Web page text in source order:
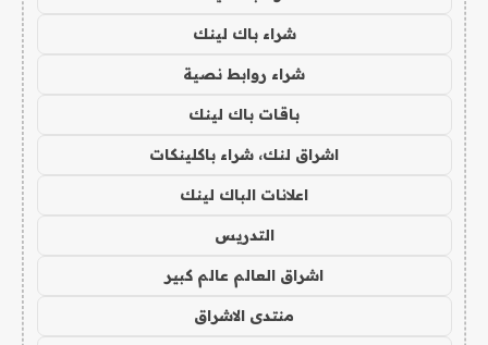
شراء باك لينك
شراء روابط نصية
باقات باك لينك
اشراق لنك، شراء باكلينكات
اعلانات الباك لينك
التدريس
اشراق العالم عالم كبير
منتدى الاشراق